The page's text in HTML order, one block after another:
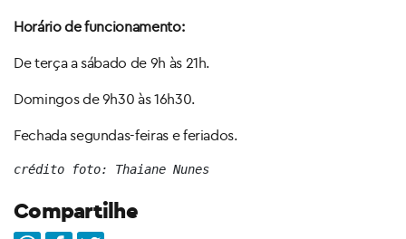
Horário de funcionamento:
De terça a sábado de 9h às 21h.
Domingos de 9h30 às 16h30.
Fechada segundas-feiras e feriados.
crédito foto: Thaiane Nunes
Compartilhe